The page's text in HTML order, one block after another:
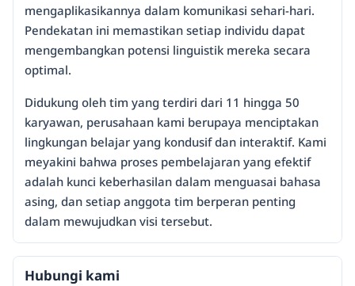
mengaplikasikannya dalam komunikasi sehari-hari.
Pendekatan ini memastikan setiap individu dapat
mengembangkan potensi linguistik mereka secara
optimal.
Didukung oleh tim yang terdiri dari 11 hingga 50
karyawan, perusahaan kami berupaya menciptakan
lingkungan belajar yang kondusif dan interaktif. Kami
meyakini bahwa proses pembelajaran yang efektif
adalah kunci keberhasilan dalam menguasai bahasa
asing, dan setiap anggota tim berperan penting
dalam mewujudkan visi tersebut.
Hubungi kami